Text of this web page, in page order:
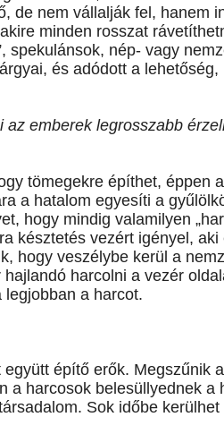
de nem vállalják fel, hanem
minden rosszat
spekulánsok, nép- vagy
és adódott a lehetőség,
emberek legrosszabb
tömegekre építhet, éppen
a hatalom egyesíti a
hogy mindig valamilyen
késztetés vezért igényel, aki
hogy veszélybe kerül a
harcolni a vezér
a harcot.
építő erők. Megszűnik a
a harcosok belesüllyednek a
Sok időbe kerülhet